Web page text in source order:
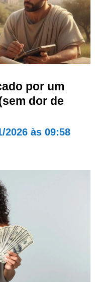
por um
dor de
2026 às 09:58